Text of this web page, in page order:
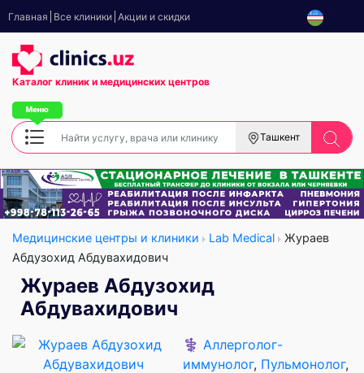
Главная Все клиники Акции и скидки
Каталог клиник и медицинских центров
Ташкент
Медицинские центры и клиники Lab Medical
Жураев
Абдузохид Абдувахидович
Жураев Абдузохид
Абдувахидович
⚕️ Аллерголог-
иммунолог, Пульмонолог,